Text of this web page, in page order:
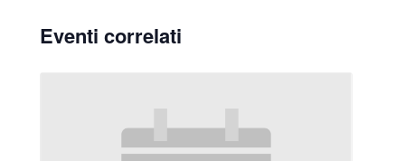
Eventi correlati